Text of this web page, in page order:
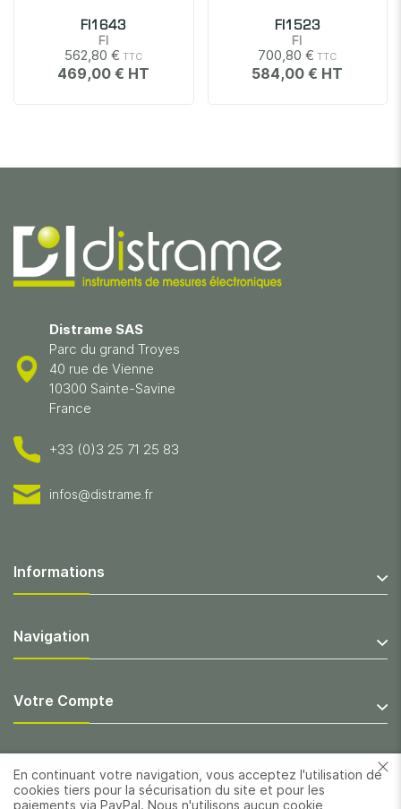
En continuant votre navigation, vous acceptez l'utilisation de
cookies tiers pour la sécurisation du site et pour les
paiements via PayPal. Nous n'utilisons aucun cookie
FI1643
FI
562,80 €
469,00 €
FI1523
FI
700,80 €
584,00 €
Distrame SAS
Parc du grand Troyes
40 rue de Vienne
10300 Sainte-Savine
France
+33 (0)3 25 71 25 83
infos@distrame.fr
Informations
Navigation
Votre Compte